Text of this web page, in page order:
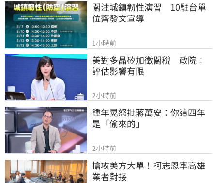
關注城鎮韌性演習　10駐台單
位齊發文宣導
1小時前
美對多晶矽加徵關稅　政院：
評估影響有限
2小時前
鍾年晃怒批蔣萬安：你這四年
是「偷來的」
2小時前
搶攻美方大單！柯志恩率高雄
業者對接